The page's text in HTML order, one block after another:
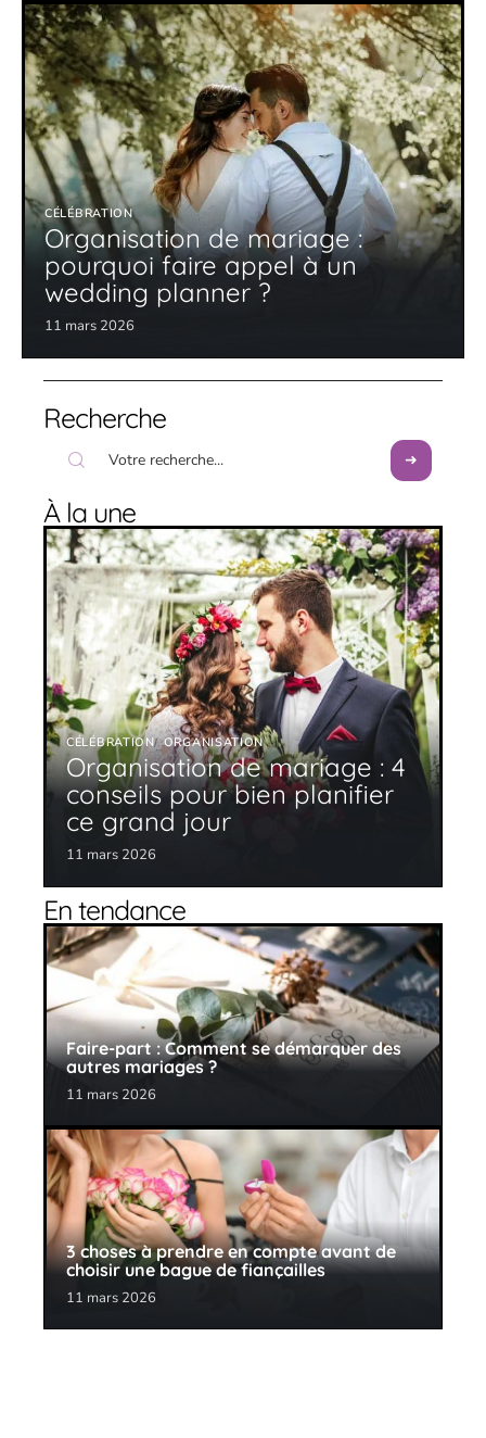
CÉLÉBRATION
Organisation de mariage :
pourquoi faire appel à un
wedding planner ?
11 mars 2026
Recherche
À la une
CÉLÉBRATION ORGANISATION
Organisation de mariage : 4
conseils pour bien planifier
ce grand jour
11 mars 2026
En tendance
Faire-part : Comment se démarquer des
autres mariages ?
11 mars 2026
3 choses à prendre en compte avant de
choisir une bague de fiançailles
11 mars 2026